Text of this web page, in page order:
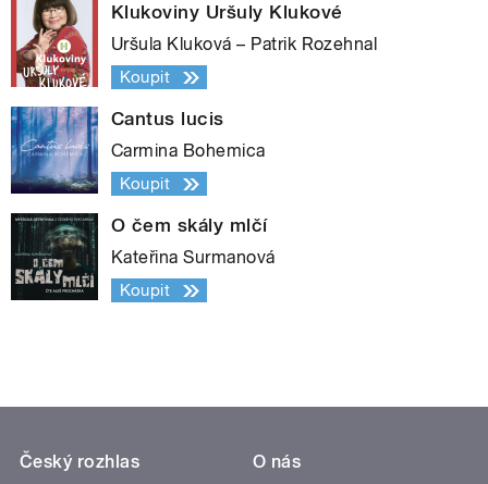
Klukoviny Uršuly Klukové
Uršula Kluková – Patrik Rozehnal
Koupit
Cantus lucis
Carmina Bohemica
Koupit
O čem skály mlčí
Kateřina Surmanová
Koupit
Český rozhlas
O nás